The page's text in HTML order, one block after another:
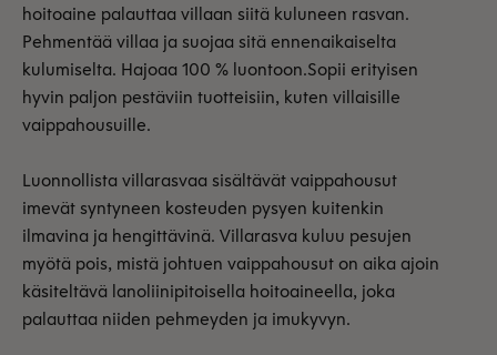
hoitoaine palauttaa villaan siitä kuluneen rasvan.
Pehmentää villaa ja suojaa sitä ennenaikaiselta
kulumiselta. Hajoaa 100 % luontoon.Sopii erityisen
hyvin paljon pestäviin tuotteisiin, kuten villaisille
vaippahousuille.
Luonnollista villarasvaa sisältävät vaippahousut
imevät syntyneen kosteuden pysyen kuitenkin
ilmavina ja hengittävinä. Villarasva kuluu pesujen
myötä pois, mistä johtuen vaippahousut on aika ajoin
käsiteltävä lanoliinipitoisella hoitoaineella, joka
palauttaa niiden pehmeyden ja imukyvyn.